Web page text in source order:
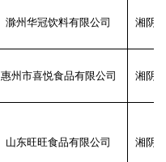
滁州华冠饮料有限公司 湘阴
惠州市喜悦食品有限公司 湘阴
山东旺旺食品有限公司 湘阴